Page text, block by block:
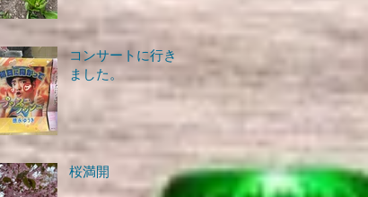
コンサートに行き
ました。
桜満開